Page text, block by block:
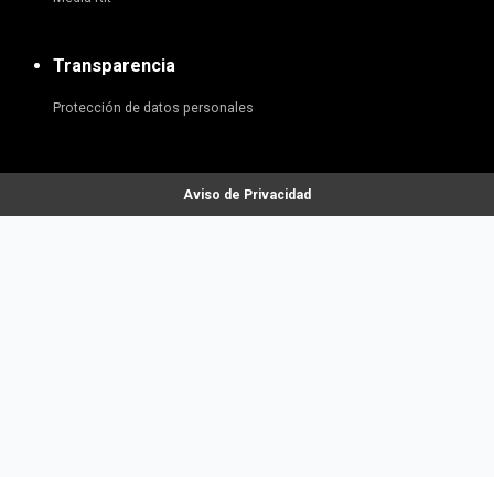
Transparencia
Protección de datos personales
Aviso de Privacidad